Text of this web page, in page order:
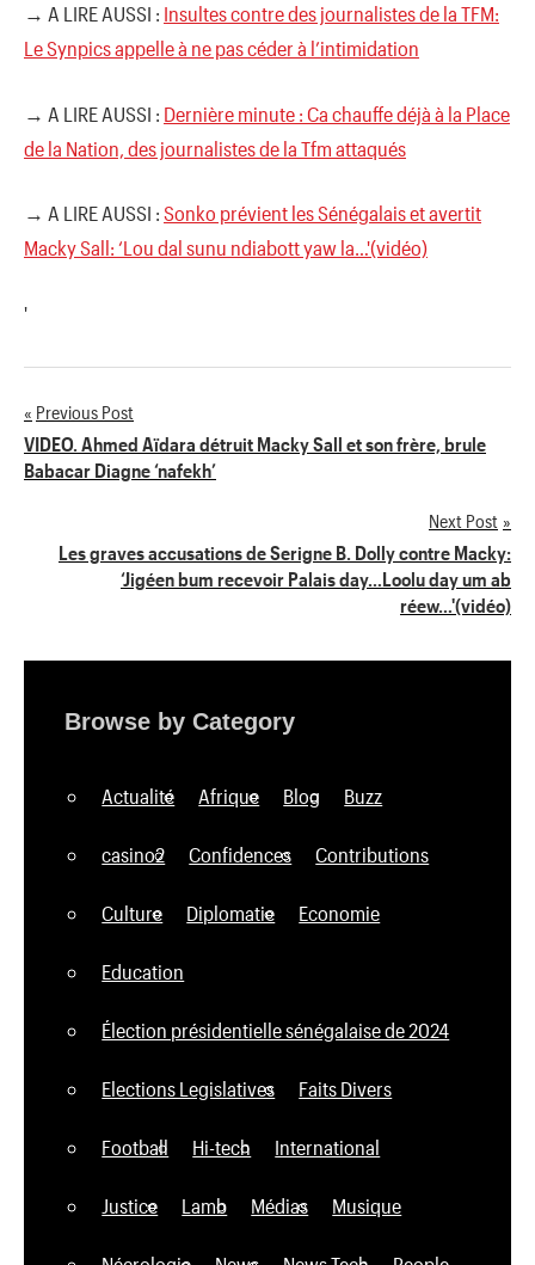
→ A LIRE AUSSI : Insultes contre des journalistes de la TFM:
Le Synpics appelle à ne pas céder à l’intimidation
→ A LIRE AUSSI : Dernière minute : Ca chauffe déjà à la Place
de la Nation, des journalistes de la Tfm attaqués
→ A LIRE AUSSI : Sonko prévient les Sénégalais et avertit
Macky Sall: ‘Lou dal sunu ndiabott yaw la…'(vidéo)
'
Navigation
de
Previous Post
VIDEO. Ahmed Aïdara détruit Macky Sall et son frère, brule
Babacar Diagne ‘nafekh’
Next Post
Les graves accusations de Serigne B. Dolly contre Macky:
‘Jigéen bum recevoir Palais day…Loolu day um ab
réew…'(vidéo)
Browse by Category
Actualité Afrique Blog Buzz
casino2 Confidences Contributions
Culture Diplomatie Economie
Education
Élection présidentielle sénégalaise de 2024
Elections Legislatives Faits Divers
Football Hi-tech International
Justice Lamb Médias Musique